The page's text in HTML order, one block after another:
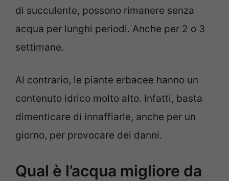
di succulente, possono rimanere senza
acqua per lunghi periodi. Anche per 2 o 3
settimane.
Al contrario, le piante erbacee hanno un
contenuto idrico molto alto. Infatti, basta
dimenticare di innaffiarle, anche per un
giorno, per provocare dei danni.
Qual è l’acqua migliore da